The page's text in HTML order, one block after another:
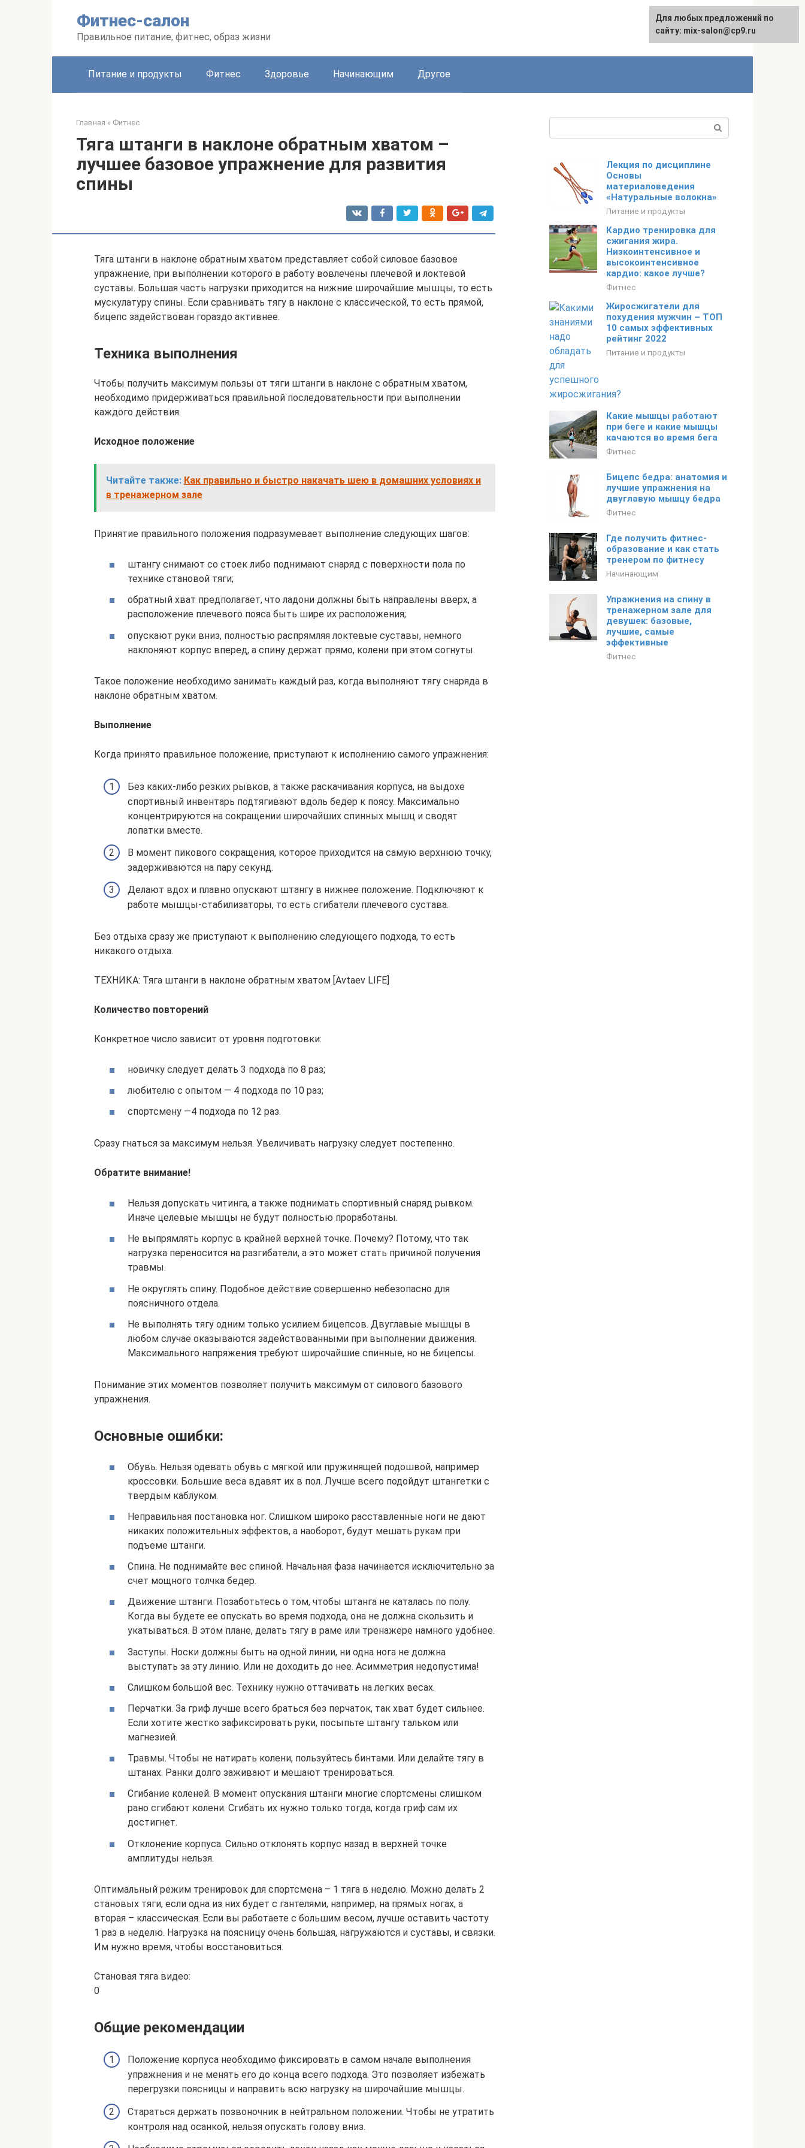
Фитнес-салон
Правильное питание, фитнес, образ жизни
Питание и продукты Фитнес Здоровье Начинающим Другое
Главная » Фитнес
Тяга штанги в наклоне обратным хватом –
лучшее базовое упражнение для развития
спины
Тяга штанги в наклоне обратным хватом представляет собой силовое базовое
упражнение, при выполнении которого в работу вовлечены плечевой и локтевой
суставы. Большая часть нагрузки приходится на нижние широчайшие мышцы, то есть
мускулатуру спины. Если сравнивать тягу в наклоне с классической, то есть прямой,
бицепс задействован гораздо активнее.
Техника выполнения
Чтобы получить максимум пользы от тяги штанги в наклоне с обратным хватом,
необходимо придерживаться правильной последовательности при выполнении
каждого действия.
Исходное положение
Читайте также: Как правильно и быстро накачать шею в домашних условиях и
в тренажерном зале
Принятие правильного положения подразумевает выполнение следующих шагов:
штангу снимают со стоек либо поднимают снаряд с поверхности пола по
технике становой тяги;
обратный хват предполагает, что ладони должны быть направлены вверх, а
расположение плечевого пояса быть шире их расположения;
опускают руки вниз, полностью распрямляя локтевые суставы, немного
наклоняют корпус вперед, а спину держат прямо, колени при этом согнуты.
Такое положение необходимо занимать каждый раз, когда выполняют тягу снаряда в
наклоне обратным хватом.
Выполнение
Когда принято правильное положение, приступают к исполнению самого упражнения:
Без каких-либо резких рывков, а также раскачивания корпуса, на выдохе
спортивный инвентарь подтягивают вдоль бедер к поясу. Максимально
концентрируются на сокращении широчайших спинных мышц и сводят
лопатки вместе.
В момент пикового сокращения, которое приходится на самую верхнюю точку,
задерживаются на пару секунд.
Делают вдох и плавно опускают штангу в нижнее положение. Подключают к
работе мышцы-стабилизаторы, то есть сгибатели плечевого сустава.
Без отдыха сразу же приступают к выполнению следующего подхода, то есть
никакого отдыха.
ТЕХНИКА: Тяга штанги в наклоне обратным хватом [Avtaev LIFE]
Количество повторений
Конкретное число зависит от уровня подготовки:
новичку следует делать 3 подхода по 8 раз;
любителю с опытом — 4 подхода по 10 раз;
спортсмену —4 подхода по 12 раз.
Сразу гнаться за максимум нельзя. Увеличивать нагрузку следует постепенно.
Обратите внимание!
Нельзя допускать читинга, а также поднимать спортивный снаряд рывком.
Иначе целевые мышцы не будут полностью проработаны.
Не выпрямлять корпус в крайней верхней точке. Почему? Потому, что так
нагрузка переносится на разгибатели, а это может стать причиной получения
травмы.
Не округлять спину. Подобное действие совершенно небезопасно для
поясничного отдела.
Не выполнять тягу одним только усилием бицепсов. Двуглавые мышцы в
любом случае оказываются задействованными при выполнении движения.
Максимального напряжения требуют широчайшие спинные, но не бицепсы.
Понимание этих моментов позволяет получить максимум от силового базового
упражнения.
Основные ошибки:
Обувь. Нельзя одевать обувь с мягкой или пружинящей подошвой, например
кроссовки. Большие веса вдавят их в пол. Лучше всего подойдут штангетки с
твердым каблуком.
Неправильная постановка ног. Слишком широко расставленные ноги не дают
никаких положительных эффектов, а наоборот, будут мешать рукам при
подъеме штанги.
Спина. Не поднимайте вес спиной. Начальная фаза начинается исключительно за
счет мощного толчка бедер.
Движение штанги. Позаботьтесь о том, чтобы штанга не каталась по полу.
Когда вы будете ее опускать во время подхода, она не должна скользить и
укатываться. В этом плане, делать тягу в раме или тренажере намного удобнее.
Заступы. Носки должны быть на одной линии, ни одна нога не должна
выступать за эту линию. Или не доходить до нее. Асимметрия недопустима!
Слишком большой вес. Технику нужно оттачивать на легких весах.
Перчатки. За гриф лучше всего браться без перчаток, так хват будет сильнее.
Если хотите жестко зафиксировать руки, посыпьте штангу тальком или
магнезией.
Травмы. Чтобы не натирать колени, пользуйтесь бинтами. Или делайте тягу в
штанах. Ранки долго заживают и мешают тренироваться.
Сгибание коленей. В момент опускания штанги многие спортсмены слишком
рано сгибают колени. Сгибать их нужно только тогда, когда гриф сам их
достигнет.
Отклонение корпуса. Сильно отклонять корпус назад в верхней точке
амплитуды нельзя.
Оптимальный режим тренировок для спортсмена – 1 тяга в неделю. Можно делать 2
становых тяги, если одна из них будет с гантелями, например, на прямых ногах, а
вторая – классическая. Если вы работаете с большим весом, лучше оставить частоту
1 раз в неделю. Нагрузка на поясницу очень большая, нагружаются и суставы, и связки.
Им нужно время, чтобы восстановиться.
Становая тяга видео:
0
Общие рекомендации
Положение корпуса необходимо фиксировать в самом начале выполнения
упражнения и не менять его до конца всего подхода. Это позволяет избежать
перегрузки поясницы и направить всю нагрузку на широчайшие мышцы.
Стараться держать позвоночник в нейтральном положении. Чтобы не утратить
контроля над осанкой, нельзя опускать голову вниз.
Лекция по дисциплине
Основы
материаловедения
«Натуральные волокна»
Питание и продукты
Кардио тренировка для
сжигания жира.
Низкоинтенсивное и
высокоинтенсивное
кардио: какое лучше?
Фитнес
Жиросжигатели для
похудения мужчин – ТОП
10 самых эффективных
рейтинг 2022
Питание и продукты
Какие мышцы работают
при беге и какие мышцы
качаются во время бега
Фитнес
Бицепс бедра: анатомия и
лучшие упражнения на
двуглавую мышцу бедра
Фитнес
Где получить фитнес-
образование и как стать
тренером по фитнесу
Начинающим
Упражнения на спину в
тренажерном зале для
девушек: базовые,
лучшие, самые
эффективные
Фитнес
Для любых предложений по
сайту: mix-salon@cp9.ru